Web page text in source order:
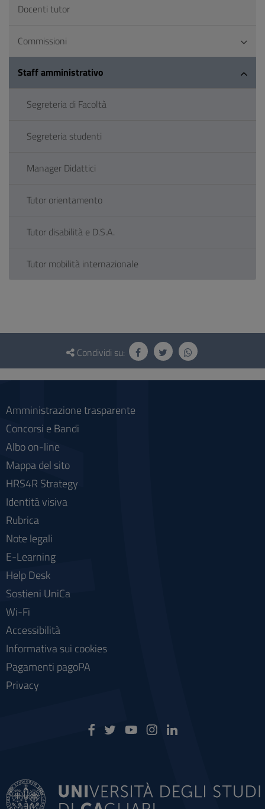
Docenti tutor
Commissioni
Staff amministrativo
Segreteria di Facoltà
Segreteria studenti
Manager Didattici
Tutor orientamento
Tutor disabilità e D.S.A.
Tutor mobilità internazionale
Questionario
social
Condividi su:
Amministrazione trasparente
Concorsi e Bandi
Albo on-line
Mappa del sito
HRS4R Strategy
Identità visiva
Rubrica
Note legali
E-Learning
Help Desk
Sostieni UniCa
Wi-Fi
Accessibilità
Informativa sui cookies
Pagamenti pagoPA
Privacy